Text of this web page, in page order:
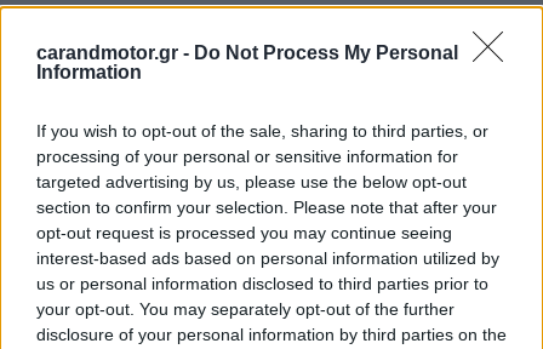
carandmotor.gr - Do Not Process My Personal
Information
If you wish to opt-out of the sale, sharing to third parties, or
processing of your personal or sensitive information for
targeted advertising by us, please use the below opt-out
section to confirm your selection. Please note that after your
opt-out request is processed you may continue seeing
interest-based ads based on personal information utilized by
us or personal information disclosed to third parties prior to
your opt-out. You may separately opt-out of the further
disclosure of your personal information by third parties on the